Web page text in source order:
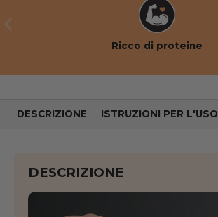
PRECEDENTE
Ricco di proteine
DESCRIZIONE ISTRUZIONI PER L'USO
DESCRIZIONE